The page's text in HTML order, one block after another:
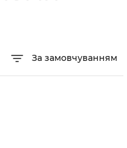
За замовчуванням